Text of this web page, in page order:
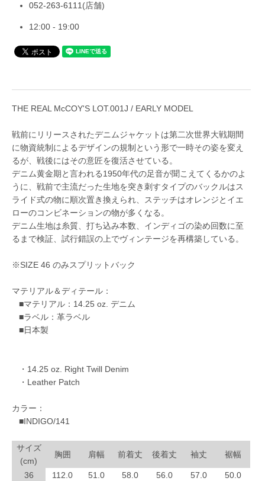
052-263-6111(店舗)
12:00 - 19:00
THE REAL McCOY'S LOT.001J / EARLY MODEL
戦前にリリースされたデニムジャケットは第二次世界大戦期間
に物資統制によるデザインの規制という形で一時その姿を変え
るが、戦後にはその意匠を復活させている。
デニム黄金期と言われる1950年代の足音が聞こえてくるかのよ
うに、戦前で主流だった生地を突き刺すタイプのバックルはス
ライド式の物に順次置き換えられ、ステッチはオレンジとイエ
ローのコンビネーションの物が多くなる。
デニム生地は糸質、打ち込み本数、インディゴの染め回数に至
るまで検証、試行錯誤の上でヴィンテージを再構築している。
※SIZE 46 のみスプリットバック
マテリアル＆ディテール：
■マテリアル：14.25 oz. デニム
■ラベル：革ラベル
■日本製
・14.25 oz. Right Twill Denim
・Leather Patch
カラー：
■INDIGO/141
サイズ
(cm)
胸囲 肩幅 前着丈 後着丈 袖丈 裾幅
36 112.0 51.0 58.0 56.0 57.0
50.0